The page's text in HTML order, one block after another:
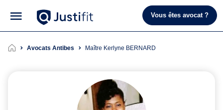
Vous êtes avocat ?
Avocats Antibes Maître Kerlyne BERNARD